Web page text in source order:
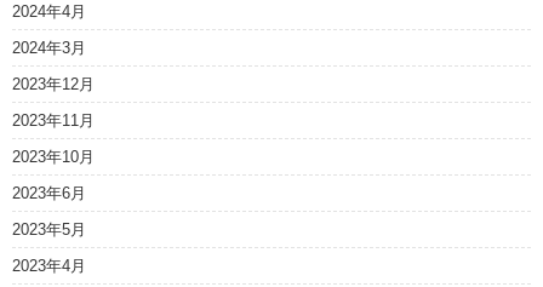
2024年4月
2024年3月
2023年12月
2023年11月
2023年10月
2023年6月
2023年5月
2023年4月